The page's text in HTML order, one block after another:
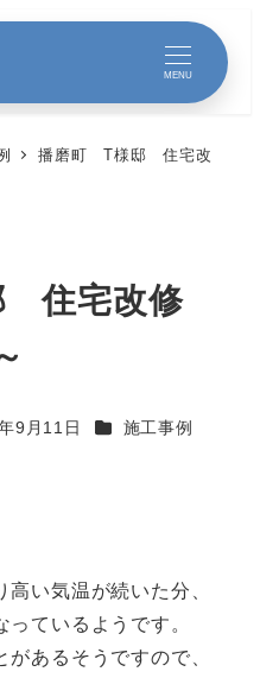
MENU
播磨町 T様邸 住宅改
住宅改修
9月11日 カテゴリー
施工事例
い気温が続いた分、
ているようです。
あるそうですので、